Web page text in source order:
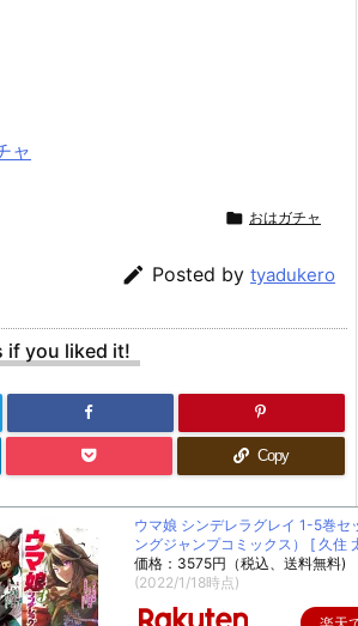
ャ
 おはガチャ
 Posted by tyadukero
if you liked it!
Copy
ウマ娘 シンデレラグレイ 1-5巻セ
ングジャンプコミックス） [ 久住
価格：3575円（税込、送料無料)
(2022/1/18時点)